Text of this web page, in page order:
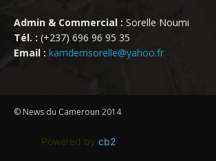
Admin & Commercial : Sorelle Noumi
Tél. : (+237) 696 96 95 35
Email : kamdemsorelle@yahoo.fr
© News du Cameroun 2014
Powered by cb2